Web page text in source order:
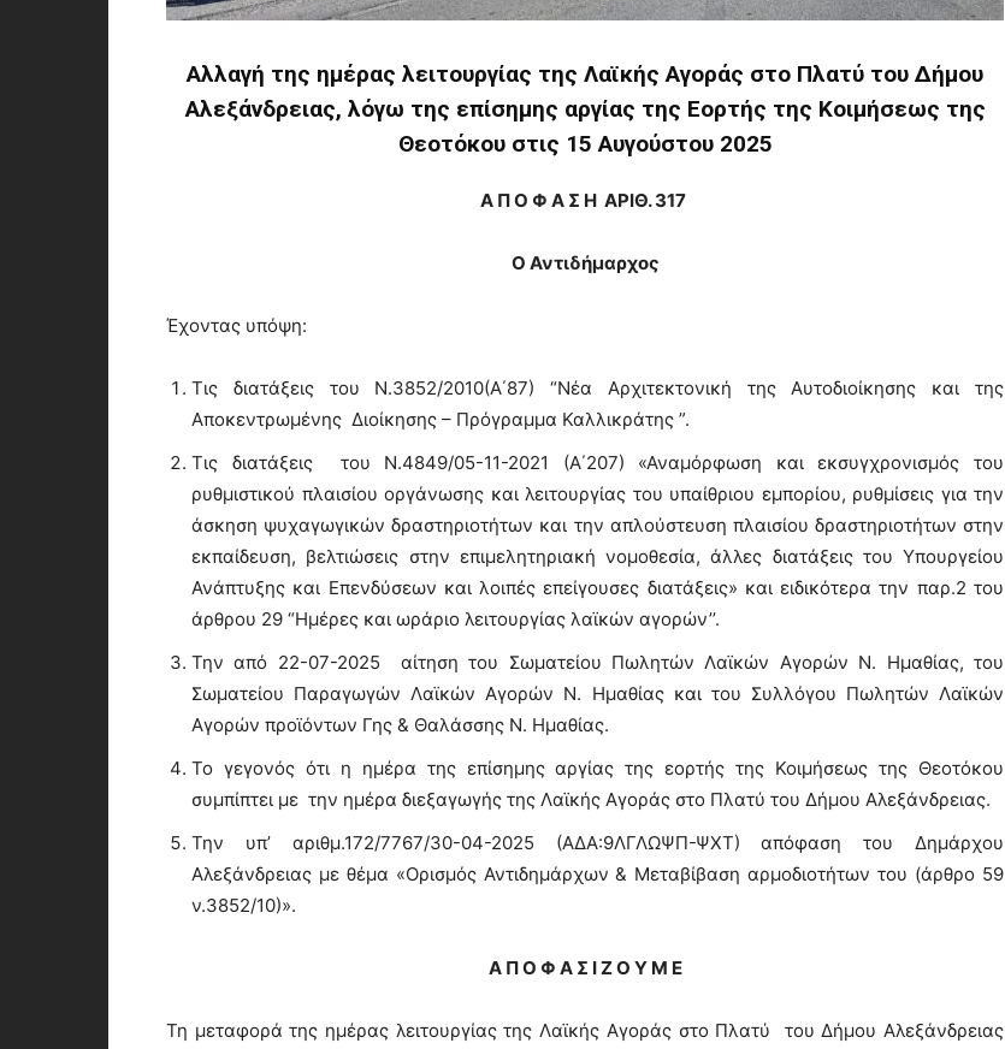
Αλλαγή της ημέρας λειτουργίας της Λαϊκής Αγοράς στo Πλατύ του Δήμου
Αλεξάνδρειας, λόγω της επίσημης αργίας της Εορτής της Κοιμήσεως της
Θεοτόκου στις 15 Αυγούστου 2025
Α Π Ο Φ Α Σ Η ΑΡΙΘ. 317
Ο Αντιδήμαρχος
Έχοντας υπόψη:
Τις διατάξεις του Ν.3852/2010(Α΄87) “Νέα Αρχιτεκτονική της Αυτοδιοίκησης και της
Αποκεντρωμένης Διοίκησης – Πρόγραμμα Καλλικράτης ”.
Τις διατάξεις του Ν.4849/05-11-2021 (Α΄207) «Αναμόρφωση και εκσυγχρονισμός του
ρυθμιστικού πλαισίου οργάνωσης και λειτουργίας του υπαίθριου εμπορίου, ρυθμίσεις για την
άσκηση ψυχαγωγικών δραστηριοτήτων και την απλούστευση πλαισίου δραστηριοτήτων στην
εκπαίδευση, βελτιώσεις στην επιμελητηριακή νομοθεσία, άλλες διατάξεις του Υπουργείου
Ανάπτυξης και Επενδύσεων και λοιπές επείγουσες διατάξεις» και ειδικότερα την παρ.2 του
άρθρου 29 “Ημέρες και ωράριο λειτουργίας λαϊκών αγορών’’.
Την από 22-07-2025 αίτηση του Σωματείου Πωλητών Λαϊκών Αγορών Ν. Ημαθίας, του
Σωματείου Παραγωγών Λαϊκών Αγορών Ν. Ημαθίας και του Συλλόγου Πωλητών Λαϊκών
Αγορών προϊόντων Γης & Θαλάσσης Ν. Ημαθίας.
Το γεγονός ότι η ημέρα της επίσημης αργίας της εορτής της Κοιμήσεως της Θεοτόκου
συμπίπτει με την ημέρα διεξαγωγής της Λαϊκής Αγοράς στo Πλατύ του Δήμου Αλεξάνδρειας.
Την υπ’ αριθμ.172/7767/30-04-2025 (ΑΔΑ:9ΛΓΛΩΨΠ-ΨΧΤ) απόφαση του Δημάρχου
Αλεξάνδρειας με θέμα «Ορισμός Αντιδημάρχων & Μεταβίβαση αρμοδιοτήτων του (άρθρο 59
ν.3852/10)».
Α Π Ο Φ Α Σ Ι Ζ Ο Υ Μ Ε
Τη μεταφορά της ημέρας λειτουργίας της Λαϊκής Αγοράς στο Πλατύ του Δήμου Αλεξάνδρειας